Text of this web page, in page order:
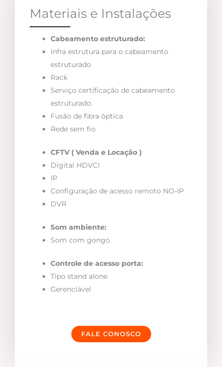
Materiais e Instalações
Cabeamento estruturado:
Infra estrutura para o cabeamento
estruturado
Rack
Serviço certificação de cabeamento
estruturado.
Fusão de fibra óptica
Rede sem fio
CFTV ( Venda e Locação )
Digital HDVCI
IP
Configuração de acesso remoto NO-IP
DVR
Som ambiente:
Som com gongo
Controle de acesso porta:
Tipo stand alone
Gerenciável
FALE CONOSCO